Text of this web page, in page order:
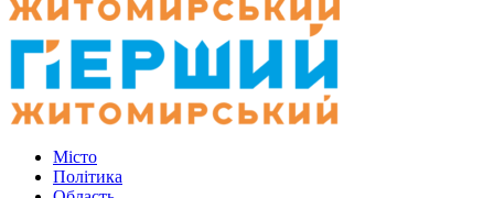
Місто
Політика